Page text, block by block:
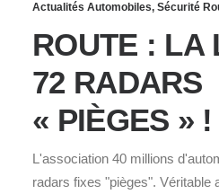
Actualités Automobiles, Sécurité
ROUTE : LA
72 RADARS
« PIÈGES » !
L'association 40 millions
radars fixes "pièges". Véritable